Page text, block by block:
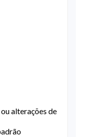
alterações de